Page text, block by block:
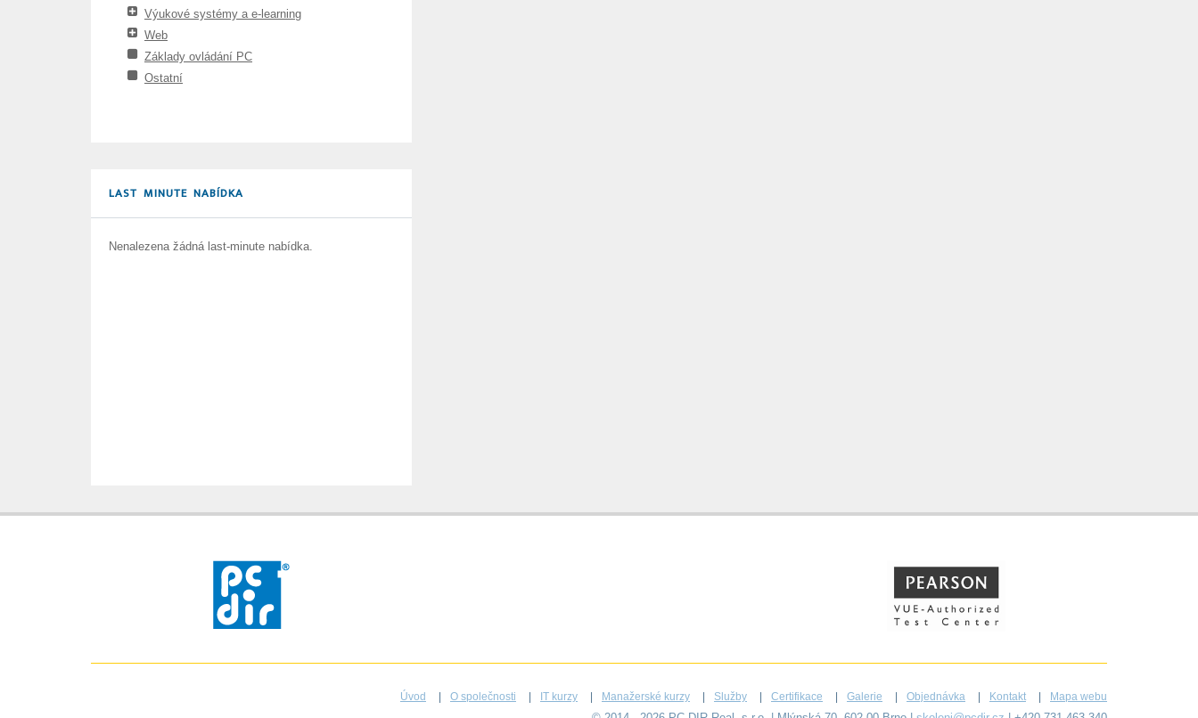
Výukové systémy a e-learning
Web
Základy ovládání PC
Ostatní
LAST MINUTE NABÍDKA
Nenalezena žádná last-minute nabídka.
Úvod O společnosti IT kurzy Manažerské kurzy Služby Certifikace Galerie Objednávka Kontakt Mapa webu